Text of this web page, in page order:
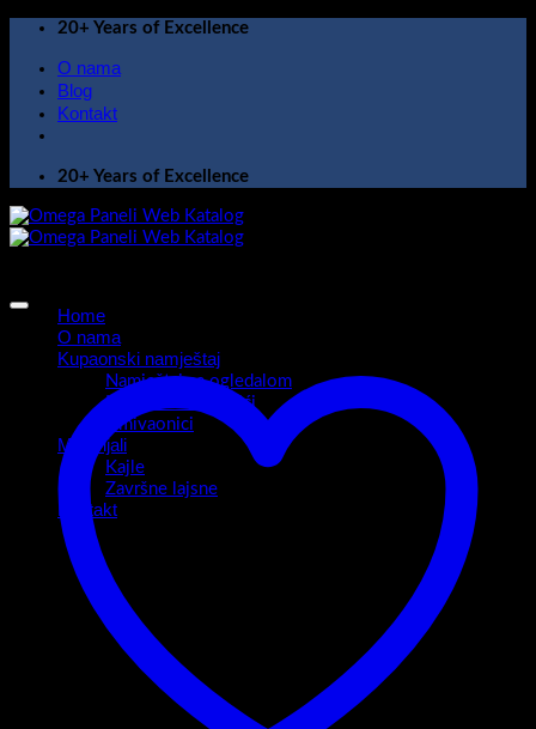
Skip
content
20+ Years of Excellence
O nama
Blog
Kontakt
20+ Years of Excellence
Home
O nama
Kupaonski namještaj
Namještaj sa ogledalom
Kupaonski ormarići
Umivaonici
Materijali
Kajle
Završne lajsne
Kontakt